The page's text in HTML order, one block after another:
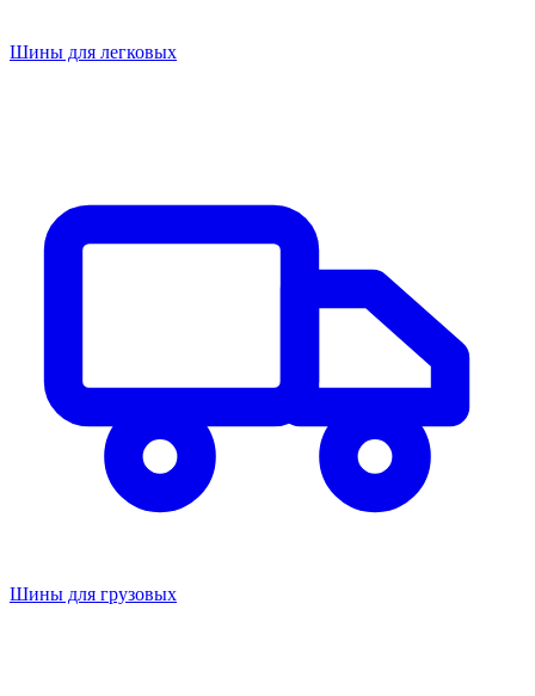
Шины для легковых
Шины для грузовых